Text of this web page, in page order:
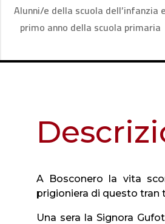
Alunni/e della scuola dell’infanzia e
primo anno della scuola primaria
A Bosconero la vita
prigioniera di questo tran
Una sera la Signora